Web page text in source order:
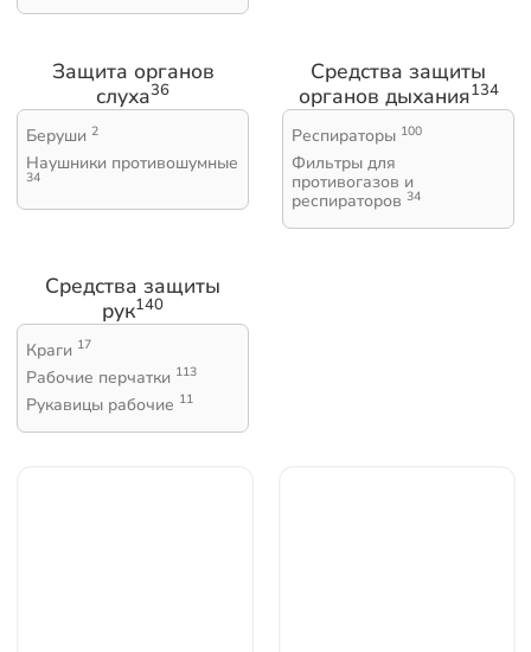
Защита органов
слуха36
Беруши 2
Наушники противошумные
34
Средства защиты
органов дыхания134
Респираторы 100
Фильтры для
противогазов и
респираторов 34
Средства защиты
рук140
Краги 17
Рабочие перчатки 113
Рукавицы рабочие 11